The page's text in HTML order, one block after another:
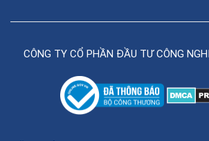
CÔNG TY CỔ PHẦN ĐẦU TƯ CÔNG